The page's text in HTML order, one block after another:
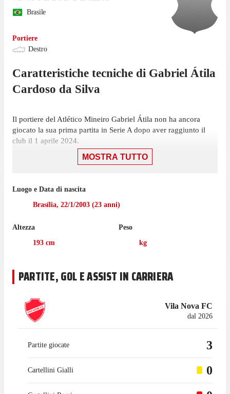
Brasile
Portiere
Destro
Caratteristiche tecniche di Gabriel Átila
Cardoso da Silva
Il portiere del Atlético Mineiro Gabriel Átila non ha ancora
giocato la sua prima partita in Serie A dopo aver raggiunto il
club il 1 aprile 2024.
Nella prossima partita di Serie A, il 7 dicembre, l'Atlético
stagione con l'Atlético Mineiro.
MOSTRA TUTTO
Luogo e Data di nascita
Brasília, 22/1/2003 (23 anni)
Altezza
193 cm
Peso
kg
PARTITE, GOL E ASSIST IN CARRIERA
Vila Nova FC
dal 2026
Partite giocate 3
Cartellini Gialli 0